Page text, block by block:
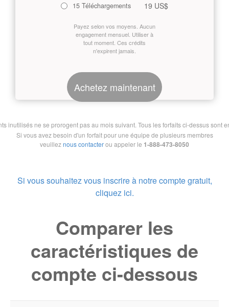
15 Téléchargements 19 US$
Payez selon vos moyens. Aucun
engagement mensuel. Utiliser à
tout moment. Ces crédits
n'expirent jamais.
Achetez maintenant
inutilisés ne se prorogent pas au mois suivant. Tous les forfaits ci-dessus sont
Si vous avez besoin d'un forfait pour une équipe de plusieurs membres
veuilleznous contacterou appeler le 1-888-473-8050
Si vous souhaitez vous inscrire à notre compte gratuit,
cliquez ici.
Comparer les
caractéristiques de
compte ci-dessous